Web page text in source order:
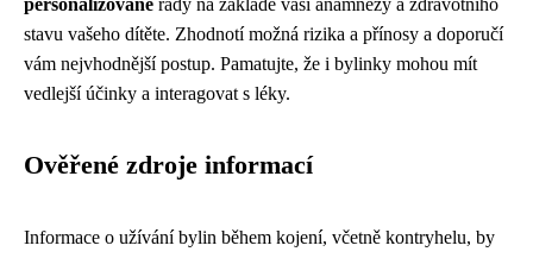
personalizované rady na základě vaší anamnézy a zdravotního
stavu vašeho dítěte. Zhodnotí možná rizika a přínosy a doporučí
vám nejvhodnější postup. Pamatujte, že i bylinky mohou mít
vedlejší účinky a interagovat s léky.
Ověřené zdroje informací
Informace o užívání bylin během kojení, včetně kontryhelu, by